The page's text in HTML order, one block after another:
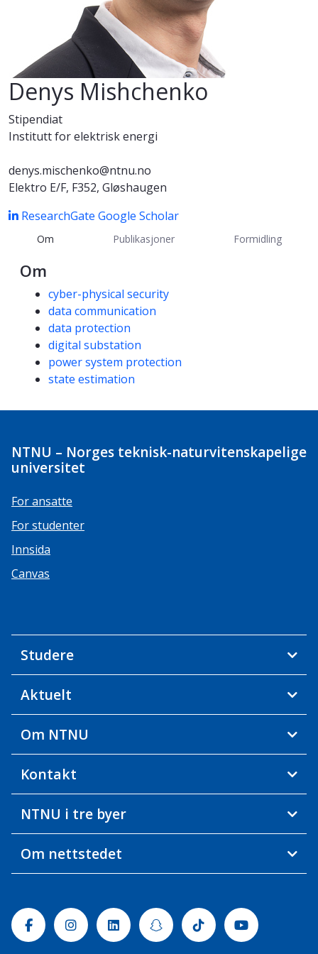
Denys Mishchenko
Stipendiat
Institutt for elektrisk energi
denys.mischenko@ntnu.no
Elektro E/F, F352, Gløshaugen
ResearchGate Google Scholar
Om Publikasjoner Formidling
Om
Kompetanseord
cyber-physical security
data communication
data protection
digital substation
power system protection
state estimation
NTNU – Norges teknisk-naturvitenskapelige
universitet
For ansatte
For studenter
Innsida
Canvas
Studere
Aktuelt
Om NTNU
Kontakt
NTNU i tre byer
Om nettstedet
FacebookInstagramLinkedinSnapchatTiktok Youtube